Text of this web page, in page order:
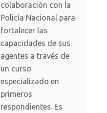
colaboración con la
Policía Nacional para
fortalecer las
capacidades de sus
agentes a través de
un curso
especializado en
primeros
respondientes. Es